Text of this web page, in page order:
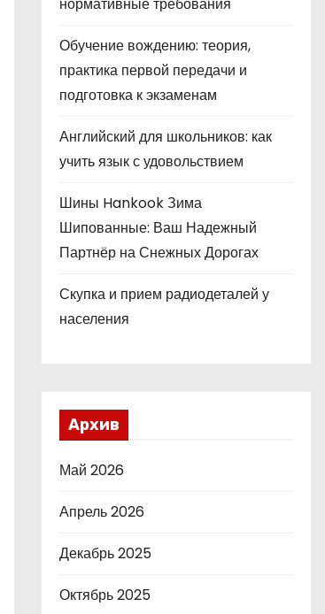
Обучение вождению: теория,
практика первой передачи и
подготовка к экзаменам
Английский для школьников: как
учить язык с удовольствием
Шины Hankook Зима
Шипованные: Ваш Надежный
Партнёр на Снежных Дорогах
Скупка и прием радиодеталей у
населения
Архив
Май 2026
Апрель 2026
Декабрь 2025
Октябрь 2025